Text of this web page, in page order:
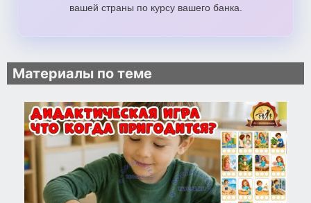
вашей страны по курсу вашего банка.
Материалы по теме